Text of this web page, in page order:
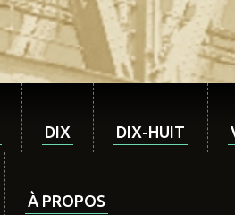
DIX DIX-HUIT
À PROPOS